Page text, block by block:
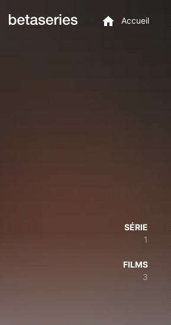
Accueil
SÉRIE
1
FILMS
3